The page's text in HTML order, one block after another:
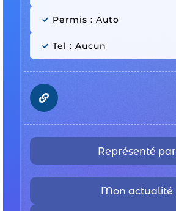
Permis : Auto
Tel : Aucun
Représenté par
Mon actualité